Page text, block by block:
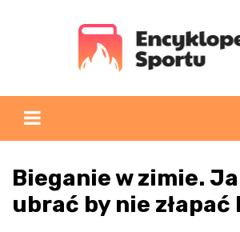
Bieganie w zimie.
ubrać by nie